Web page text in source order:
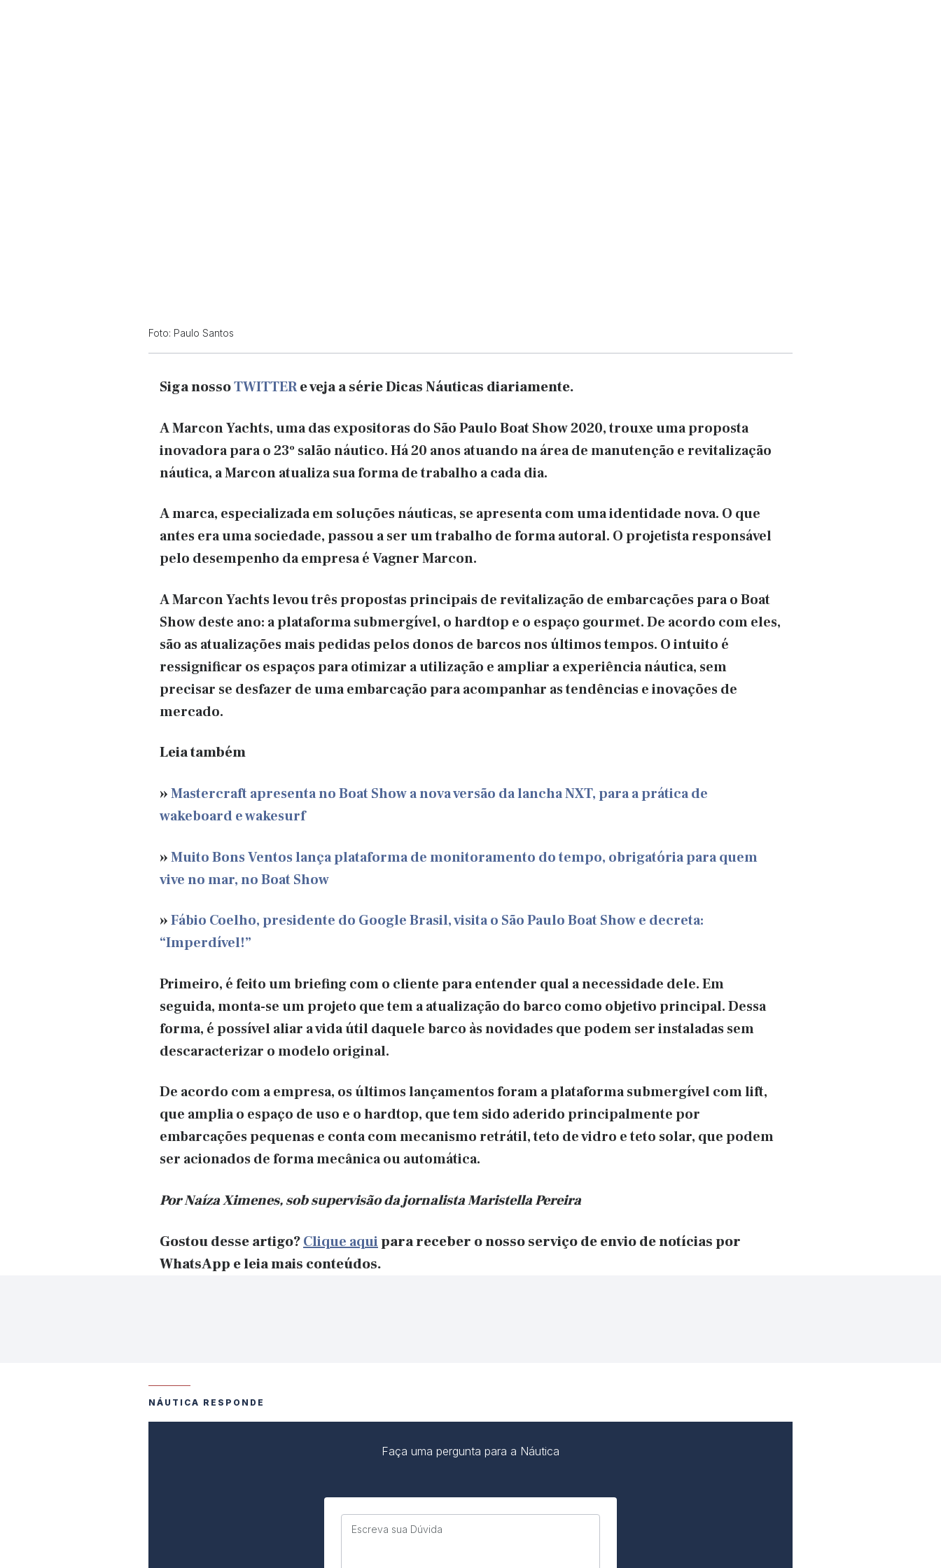
Foto: Paulo Santos
Siga nossoTWITTERe veja a série Dicas Náuticas diariamente.
A Marcon Yachts, uma das expositoras do São Paulo Boat Show 2020, trouxe uma proposta
inovadora para o 23º salão náutico. Há 20 anos atuando na área de manutenção e revitalização
náutica, a Marcon atualiza sua forma de trabalho a cada dia.
A marca, especializada em soluções náuticas, se apresenta com uma identidade nova. O que
antes era uma sociedade, passou a ser um trabalho de forma autoral. O projetista responsável
pelo desempenho da empresa é Vagner Marcon.
A Marcon Yachts levou três propostas principais de revitalização de embarcações para o Boat
Show deste ano: a plataforma submergível, o hardtop e o espaço gourmet. De acordo com eles,
são as atualizações mais pedidas pelos donos de barcos nos últimos tempos. O intuito é
ressignificar os espaços para otimizar a utilização e ampliar a experiência náutica, sem
precisar se desfazer de uma embarcação para acompanhar as tendências e inovações de
mercado.
Leia também
»Mastercraft apresenta no Boat Show a nova versão da lancha NXT, para a prática de
wakeboard e wakesurf
»Muito Bons Ventos lança plataforma de monitoramento do tempo, obrigatória para quem
vive no mar, no Boat Show
»Fábio Coelho, presidente do Google Brasil, visita o São Paulo Boat Show e decreta:
“Imperdível!”
Primeiro, é feito um briefing com o cliente para entender qual a necessidade dele. Em
seguida, monta-se um projeto que tem a atualização do barco como objetivo principal. Dessa
forma, é possível aliar a vida útil daquele barco às novidades que podem ser instaladas sem
descaracterizar o modelo original.
De acordo com a empresa, os últimos lançamentos foram a plataforma submergível com lift,
que amplia o espaço de uso e o hardtop, que tem sido aderido principalmente por
embarcações pequenas e conta com mecanismo retrátil, teto de vidro e teto solar, que podem
ser acionados de forma mecânica ou automática.
Por Naíza Ximenes, sob supervisãoda jornalista Maristella Pereira
Gostou desse artigo?Clique aquipara receber o nosso serviço de envio de notícias por
WhatsApp eleia mais conteúdos.
NÁUTICA RESPONDE
Faça uma pergunta para a Náutica
Escreva sua Dúvida